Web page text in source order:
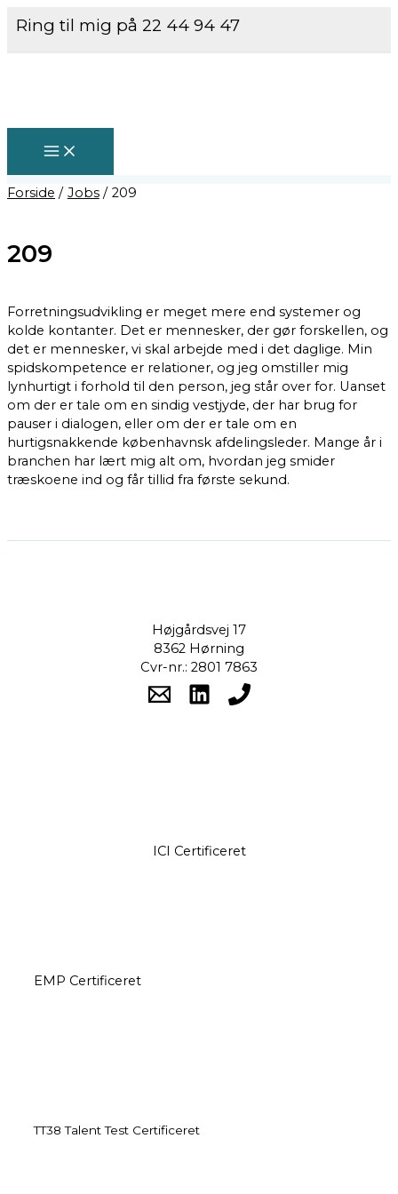
Ring til mig på 22 44 94 47
Forside Jobs 209
209
Forretningsudvikling er meget mere end systemer og
kolde kontanter. Det er mennesker, der gør forskellen, og
det er mennesker, vi skal arbejde med i det daglige. Min
spidskompetence er relationer, og jeg omstiller mig
lynhurtigt i forhold til den person, jeg står over for. Uanset
om der er tale om en sindig vestjyde, der har brug for
pauser i dialogen, eller om der er tale om en
hurtigsnakkende københavnsk afdelingsleder. Mange år i
branchen har lært mig alt om, hvordan jeg smider
træskoene ind og får tillid fra første sekund.
Højgårdsvej 17
8362 Hørning
Cvr-nr.: 2801 7863
ICI Certificeret
EMP Certificeret
TT38 Talent Test Certificeret